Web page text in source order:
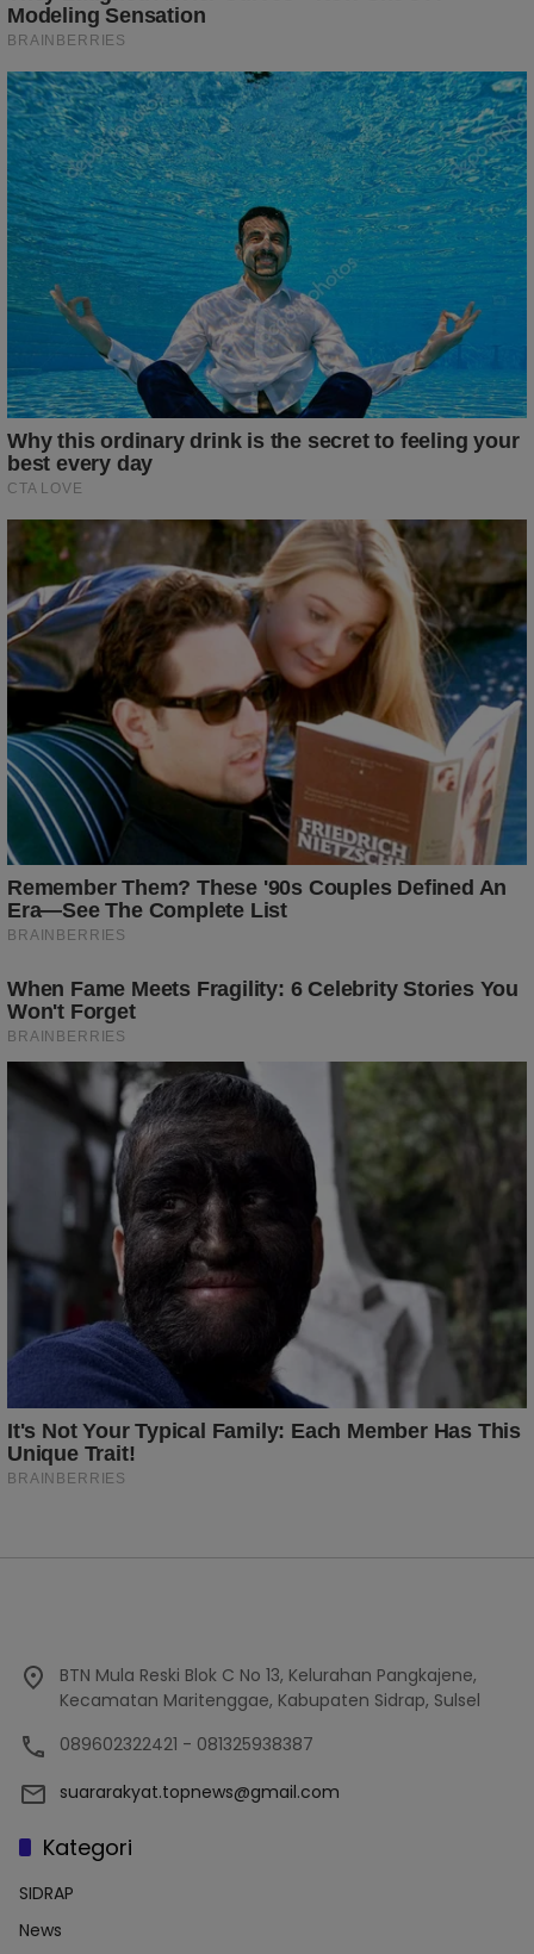
BTN Mula Reski Blok C No 13, Kelurahan Pangkajene,
Kecamatan Maritenggae, Kabupaten Sidrap, Sulsel
089602322421 - 081325938387
suararakyat.topnews@gmail.com
Kategori
SIDRAP
News